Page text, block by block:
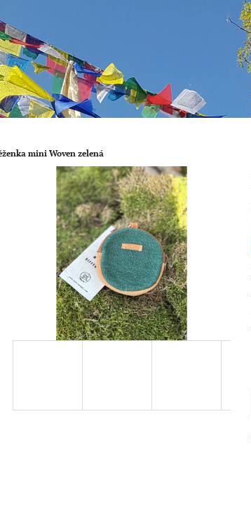
mini Woven zelená